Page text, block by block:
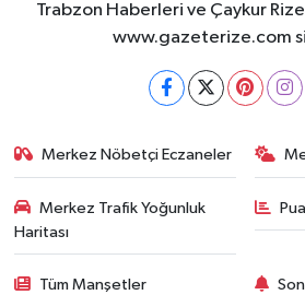
Trabzon Haberleri ve Çaykur
www.gazeterize.com
Merkez Nöbetçi Eczaneler
Merkez Trafik Yoğunluk
Haritası
Tüm Manşetler